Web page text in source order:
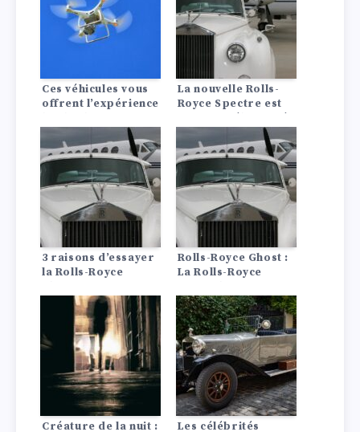
Ces véhicules vous
offrent l’expérience
soit en matière de
siège arrière !
La nouvelle Rolls-
Royce Spectre est
– voici tout ce qu’il
faut savoir
3 raisons d’essayer
la Rolls-Royce
Rolls-Royce Ghost :
La Rolls-Royce
Créature de la nuit : Les célébrités